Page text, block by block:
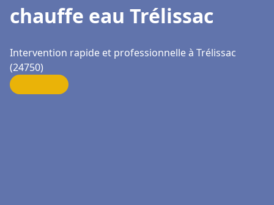
chauffe eau Trélissac
Intervention rapide et professionnelle à Trélissac
(24750)